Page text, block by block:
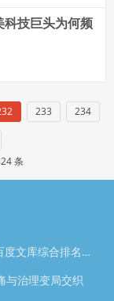
技巨头为何频
233 234
条
文库综合排名第
与治理变局交织